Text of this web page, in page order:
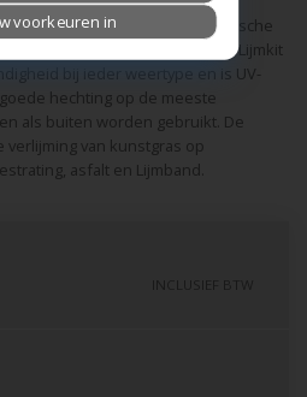
universeel toepasbare en elastische
kunstgras. De Forevergreen Lijmkit
bij ieder weertype en is UV­
hechting op de meeste
als buiten worden gebruikt. De
verlijming van kunstgras op
asfalt en Lijmband.
voorkeuren in